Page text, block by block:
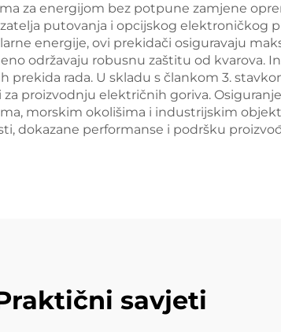
za energijom bez potpune zamjene
putovanja i opcijskog elektroničkog
energije, ovi prekidači osiguravaju
održavaju robusnu zaštitu od kvarova.
rada. U skladu s člankom 3.
proizvodnju električnih goriva.
morskim okolišima i industrijskim
dokazane performanse i podršku
savjeti